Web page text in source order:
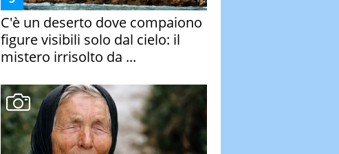
C'è un deserto dove compaiono
figure visibili solo dal cielo: il
mistero irrisolto da ...